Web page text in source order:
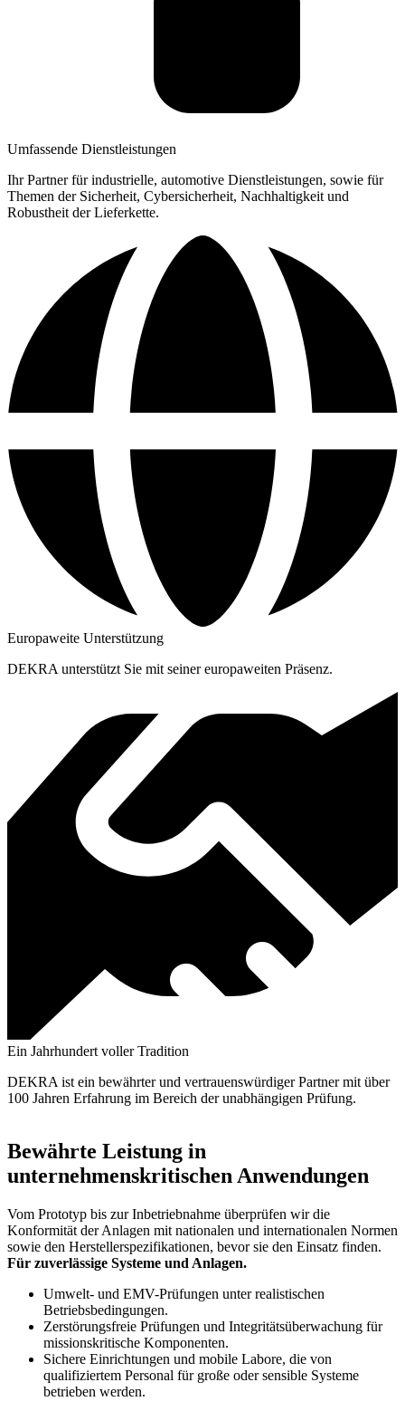
Umfassende Dienstleistungen
Ihr Partner für industrielle, automotive Dienstleistungen, sowie für
Themen der Sicherheit, Cybersicherheit, Nachhaltigkeit und
Robustheit der Lieferkette.
Europaweite Unterstützung
DEKRA unterstützt Sie mit seiner europaweiten Präsenz.
Ein Jahrhundert voller Tradition
DEKRA ist ein bewährter und vertrauenswürdiger Partner mit über
100 Jahren Erfahrung im Bereich der unabhängigen Prüfung.
Bewährte Leistung in
unternehmenskritischen Anwendungen
Vom Prototyp bis zur Inbetriebnahme überprüfen wir die
Konformität der Anlagen mit nationalen und internationalen Normen
sowie den Herstellerspezifikationen, bevor sie den Einsatz finden.
Für zuverlässige Systeme und Anlagen.
Umwelt- und EMV-Prüfungen unter realistischen
Betriebsbedingungen.
Zerstörungsfreie Prüfungen und Integritätsüberwachung für
missionskritische Komponenten.
Sichere Einrichtungen und mobile Labore, die von
qualifiziertem Personal für große oder sensible Systeme
betrieben werden.